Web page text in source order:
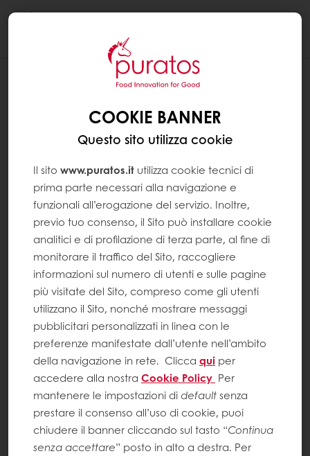
COOKIE BANNER
Questo sito utilizza cookie
Il sito www.puratos.it utilizza cookie tecnici di
prima parte necessari alla navigazione e
funzionali all’erogazione del servizio. Inoltre,
previo tuo consenso, il Sito può installare cookie
analitici e di profilazione di terza parte, al fine di
monitorare il traffico del Sito, raccogliere
informazioni sul numero di utenti e sulle pagine
più visitate del Sito, compreso come gli utenti
utilizzano il Sito, nonché mostrare messaggi
pubblicitari personalizzati in linea con le
preferenze manifestate dall’utente nell’ambito
della navigazione in rete. Clicca qui per
accedere alla nostra Cookie Policy Per
mantenere le impostazioni didefaultsenza
prestare il consenso all’uso di cookie, puoi
chiudere il banner cliccando sul tasto “Continua
senza accettare” posto in alto a destra. Per